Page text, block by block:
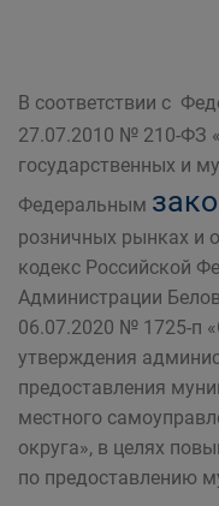
В соответствии с
27.07.2010 № 210-ФЗ
государственных и
Федеральным
розничных рынках и
кодекс Российской
Администрации
06.07.2020 № 1725-п
утверждения
предоставления
местного
округа», в целях
по предоставлению